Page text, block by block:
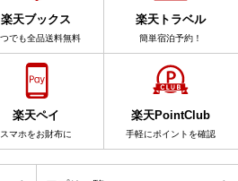
楽天ブックス
でも全品送料無料
楽天トラベル
簡単宿泊予約！
楽天ペイ
スマホをお財布に
楽天PointClub
手軽にポイントを確認